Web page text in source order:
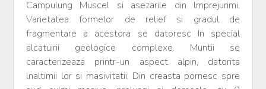
Campulung Muscel si asezarile din lmprejurimi.
Varietatea formelor de relief si gradul de
fragmentare a acestora se datoresc In special
alcatuirii geologice complexe. Muntii se
caracterizeaza printr-un aspect alpin, datorita
lnaltimii lor si masivitatii. Din creasta pornesc spre